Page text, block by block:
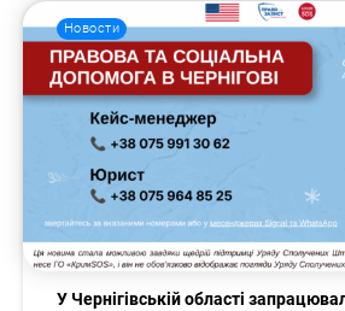
Новости
У Чернігівській області